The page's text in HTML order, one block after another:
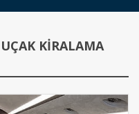
KIRALAMA